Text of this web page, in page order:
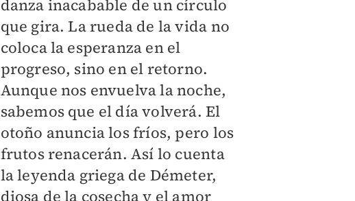
danza inacabable de un círculo
que gira. La rueda de la vida no
coloca la esperanza en el
progreso, sino en el retorno.
Aunque nos envuelva la noche,
sabemos que el día volverá. El
otoño anuncia los fríos, pero los
frutos renacerán. Así lo cuenta
la leyenda griega de Démeter,
diosa de la cosecha y el amor